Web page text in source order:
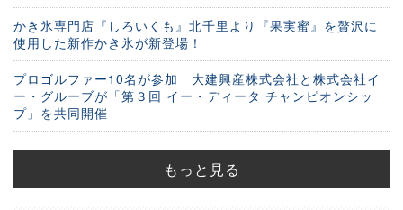
かき氷専門店『しろいくも』北千里より『果実蜜』を贅沢に
使用した新作かき氷が新登場！
プロゴルファー10名が参加 大建興産株式会社と株式会社イ
ー・グルーブが「第３回 イー・ディータ チャンピオンシッ
プ」を共同開催
もっと見る